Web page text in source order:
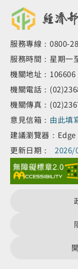
服務專線：0800-
服務時間：星期一
機關地址：
機關電話：
機關傳真：
意見信箱： 由此填
建議瀏覽器：
更新日期：
2026/